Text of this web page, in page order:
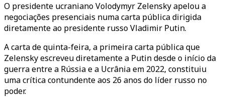
O presidente ucraniano Volodymyr Zelensky apelou a
negociações presenciais numa carta pública dirigida
diretamente ao presidente russo Vladimir Putin.
A carta de quinta-feira, a primeira carta pública que
Zelensky escreveu diretamente a Putin desde o início da
guerra entre a Rússia e a Ucrânia em 2022, constituiu
uma crítica contundente aos 26 anos do líder russo no
poder.